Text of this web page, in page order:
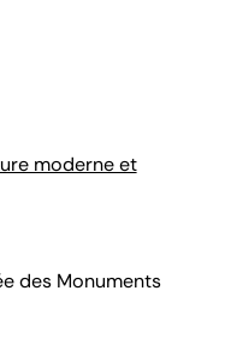
moderne et
des Monuments